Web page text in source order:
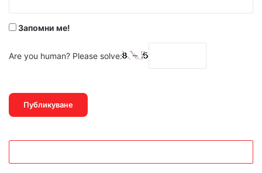
Запомни ме!
Are you human? Please solve: